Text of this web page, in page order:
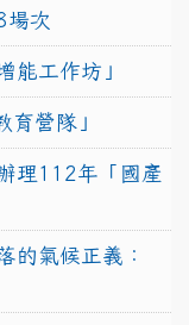
場次
能工作坊」
育營隊」
理112年「國產
的氣候正義：